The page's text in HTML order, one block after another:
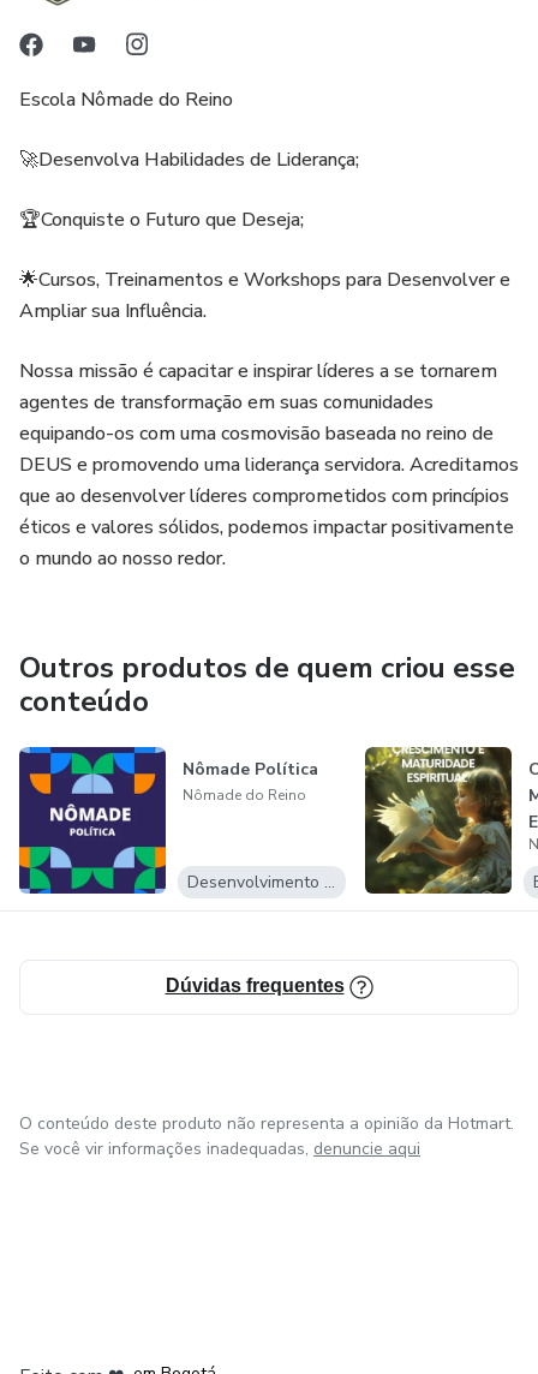
Escola Nômade do Reino
🚀Desenvolva Habilidades de Liderança;
🏆Conquiste o Futuro que Deseja;
🌟Cursos, Treinamentos e Workshops para Desenvolver e
Ampliar sua Influência.
Nossa missão é capacitar e inspirar líderes a se tornarem
agentes de transformação em suas comunidades
equipando-os com uma cosmovisão baseada no reino de
DEUS e promovendo uma liderança servidora. Acreditamos
que ao desenvolver líderes comprometidos com princípios
éticos e valores sólidos, podemos impactar positivamente
o mundo ao nosso redor.
Outros produtos de quem criou esse
conteúdo
Nômade Política
Nômade do Reino
Desenvolvimento Pessoal
Dúvidas frequentes
O conteúdo deste produto não representa a opinião da Hotmart.
Se você vir informações inadequadas, denuncie aqui